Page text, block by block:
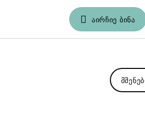
ᲐᲘᲠᲩᲘᲔ ᲑᲘᲜᲐ